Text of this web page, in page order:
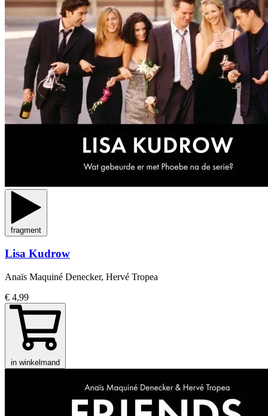
fragment
Lisa Kudrow
Anaïs Maquiné Denecker, Hervé Tropea
€ 4,99
in winkelmand